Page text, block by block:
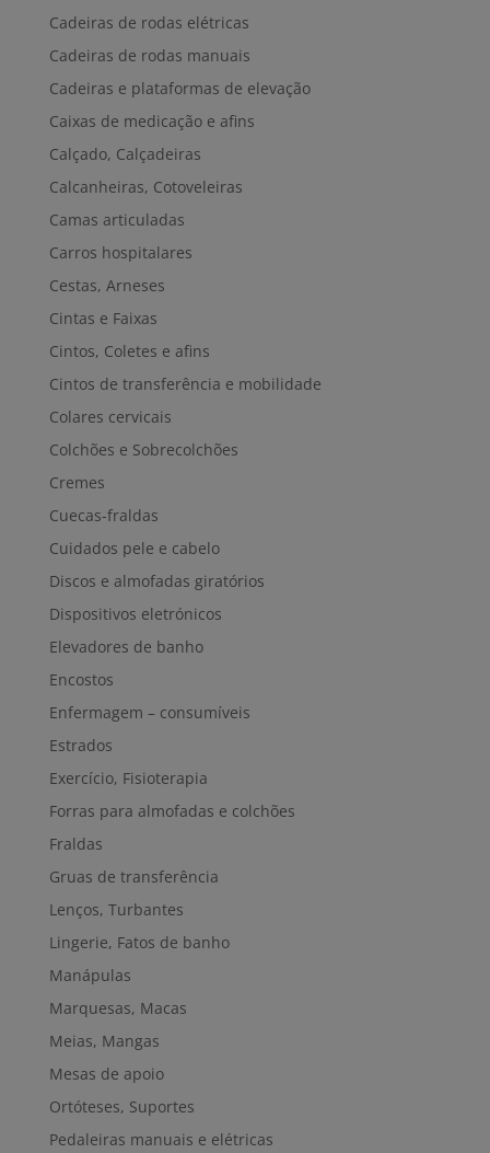
Cadeiras de rodas elétricas
Cadeiras de rodas manuais
Cadeiras e plataformas de elevação
Caixas de medicação e afins
Calçado, Calçadeiras
Calcanheiras, Cotoveleiras
Camas articuladas
Carros hospitalares
Cestas, Arneses
Cintas e Faixas
Cintos, Coletes e afins
Cintos de transferência e mobilidade
Colares cervicais
Colchões e Sobrecolchões
Cremes
Cuecas-fraldas
Cuidados pele e cabelo
Discos e almofadas giratórios
Dispositivos eletrónicos
Elevadores de banho
Encostos
Enfermagem – consumíveis
Estrados
Exercício, Fisioterapia
Forras para almofadas e colchões
Fraldas
Gruas de transferência
Lenços, Turbantes
Lingerie, Fatos de banho
Manápulas
Marquesas, Macas
Meias, Mangas
Mesas de apoio
Ortóteses, Suportes
Pedaleiras manuais e elétricas